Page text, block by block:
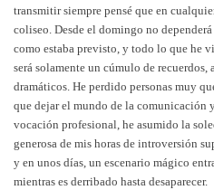
transmitir siempre pensé que en
coliseo. Desde el domingo no
como estaba previsto, y todo lo que he
será solamente un cúmulo de
dramáticos. He perdido personas muy
que dejar el mundo de la comunicación
vocación profesional, he asumido la
generosa de mis horas de introversión
y en unos días, un escenario mágico
mientras es derribado hasta desaparecer.